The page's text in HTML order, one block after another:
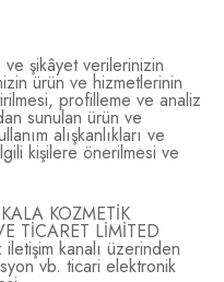
ve şikâyet verilerinizin
ürün ve hizmetlerinin
profilleme ve analiz
sunulan ürün ve
alışkanlıkları ve
kişilere önerilmesi ve
KOZMETİK
TİCARET LİMİTED
kanalı üzerinden
vb. ticari elektronik